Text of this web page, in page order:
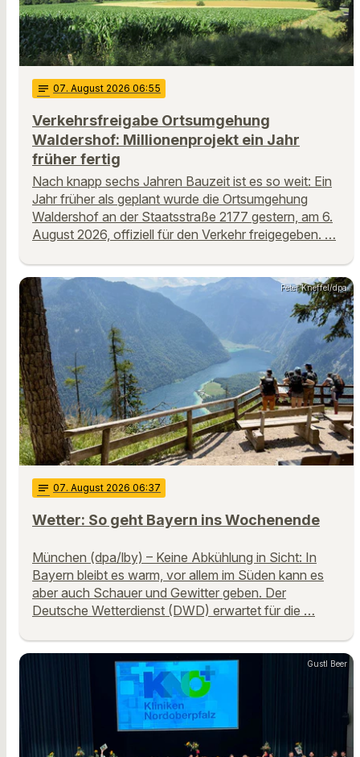
notes 07. August 2026 06:55
Verkehrsfreigabe Ortsumgehung
Waldershof: Millionenprojekt ein Jahr
früher fertig
Nach knapp sechs Jahren Bauzeit ist es so weit: Ein
Jahr früher als geplant wurde die Ortsumgehung
Waldershof an der Staatsstraße 2177 gestern, am 6.
August 2026, offiziell für den Verkehr freigegeben. …
Peter Kneffel/dpa
notes 07. August 2026 06:37
Wetter: So geht Bayern ins Wochenende
München (dpa/lby) – Keine Abkühlung in Sicht: In
Bayern bleibt es warm, vor allem im Süden kann es
aber auch Schauer und Gewitter geben. Der
Deutsche Wetterdienst (DWD) erwartet für die …
Gustl Beer